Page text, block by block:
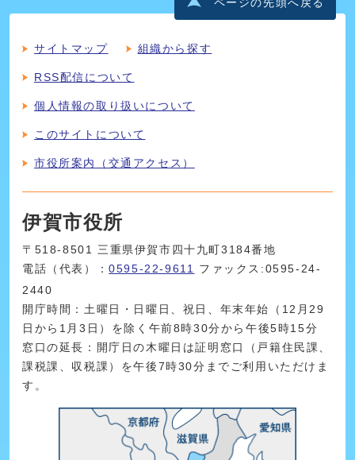
ページの先頭へ戻る
サイトマップ 組織から探す
RSS配信について
個人情報の取り扱いについて
このサイトについて
市役所案内（交通アクセス）
伊賀市役所
〒518-8501 三重県伊賀市四十九町3184番地
電話（代表）：0595-22-9611
ファックス:0595-24-
2440
開庁時間：土曜日・日曜日、祝日、年末年始（12月29
日から1月3日）を除く午前8時30分から午後5時15分
窓口の延長：開庁日の木曜日は証明窓口（戸籍住民課、
課税課、収税課）を午後7時30分までご利用いただけま
す。